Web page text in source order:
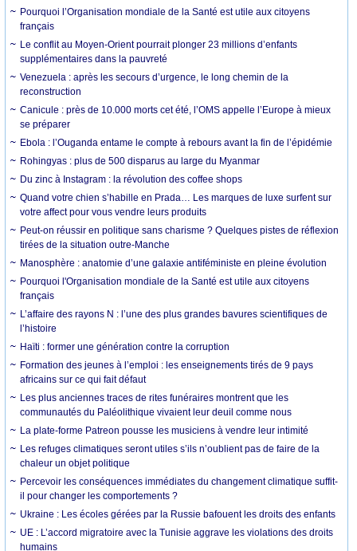
Pourquoi l’Organisation mondiale de la Santé est utile aux citoyens
français
Le conflit au Moyen-Orient pourrait plonger 23 millions d’enfants
supplémentaires dans la pauvreté
Venezuela : après les secours d’urgence, le long chemin de la
reconstruction
Canicule : près de 10.000 morts cet été, l’OMS appelle l’Europe à mieux
se préparer
Ebola : l’Ouganda entame le compte à rebours avant la fin de l’épidémie
Rohingyas : plus de 500 disparus au large du Myanmar
Du zinc à Instagram : la révolution des coffee shops
Quand votre chien s’habille en Prada… Les marques de luxe surfent sur
votre affect pour vous vendre leurs produits
Peut-on réussir en politique sans charisme ? Quelques pistes de réflexion
tirées de la situation outre-Manche
Manosphère : anatomie d’une galaxie antiféministe en pleine évolution
Pourquoi l'Organisation mondiale de la Santé est utile aux citoyens
français
L’affaire des rayons N : l’une des plus grandes bavures scientifiques de
l’histoire
Haïti : former une génération contre la corruption
Formation des jeunes à l’emploi : les enseignements tirés de 9 pays
africains sur ce qui fait défaut
Les plus anciennes traces de rites funéraires montrent que les
communautés du Paléolithique vivaient leur deuil comme nous
La plate-forme Patreon pousse les musiciens à vendre leur intimité
Les refuges climatiques seront utiles s’ils n’oublient pas de faire de la
chaleur un objet politique
Percevoir les conséquences immédiates du changement climatique suffit-
il pour changer les comportements ?
Ukraine : Les écoles gérées par la Russie bafouent les droits des enfants
UE : L’accord migratoire avec la Tunisie aggrave les violations des droits
humains